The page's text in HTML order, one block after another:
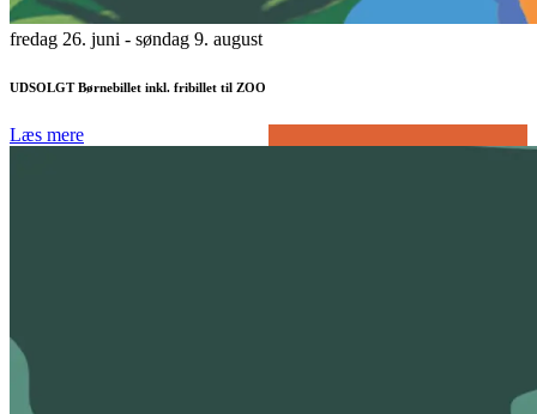
fredag 26. juni - søndag 9. august
UDSOLGT Børnebillet inkl. fribillet til ZOO
Læs mere